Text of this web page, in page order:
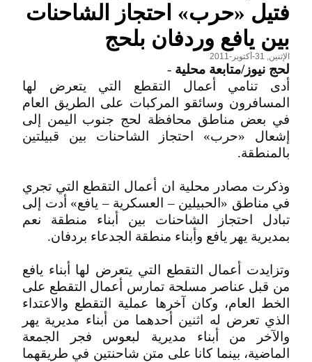
فتيل «حرب» احتجاز الشاحنات
بين يافع وردفان بلحج
الإثنين, 31-أكتوبر-2011
لحج نيوز/متابعة محلية -
أدى تنامي أعمال التقطع التي يتعرض لها
المسافرون وسائقو المركبات على الطريق العام
في بعض مناطق محافظة لحج جنوب اليمن إلى
إشعال «حرب» احتجاز الشاحنات بين قبيلتين
بالمنطقة.
وذكرت مصادر محلية ان أعمال التقطع التي تجري
في مناطق «الحبيلين – العسكرية – يافع» أدت إلى
تبادل احتجاز الشاحنات بين أبناء منطقة نعم
بمديرية يهر يافع وأبناء منطقة الجدعاء بردفان.
وتزايدت أعمال التقطع التي يتعرض لها أبناء يافع
من قبل عناصر مسلحة تمارس أعمال التقطع على
الخط العام، وكان آخرها عملية التقطع والاعتداء
الذي تعرض له اثنين أحدهما من أبناء مديرية يهر
والآخر من أبناء مديرية لبعوس فجر الجمعة
الماضية، بينما كانا على متن شاحنتين في طريقهما